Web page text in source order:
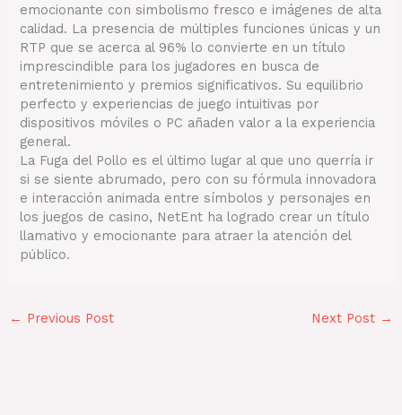
emocionante con simbolismo fresco e imágenes de alta
calidad. La presencia de múltiples funciones únicas y un
RTP que se acerca al 96% lo convierte en un título
imprescindible para los jugadores en busca de
entretenimiento y premios significativos. Su equilibrio
perfecto y experiencias de juego intuitivas por
dispositivos móviles o PC añaden valor a la experiencia
general.
La Fuga del Pollo es el último lugar al que uno querría ir
si se siente abrumado, pero con su fórmula innovadora
e interacción animada entre símbolos y personajes en
los juegos de casino, NetEnt ha logrado crear un título
llamativo y emocionante para atraer la atención del
público.
← Previous Post Next Post →